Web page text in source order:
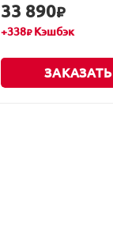
33 890₽
+338₽Кэшбэк
ЗАКАЗАТЬ